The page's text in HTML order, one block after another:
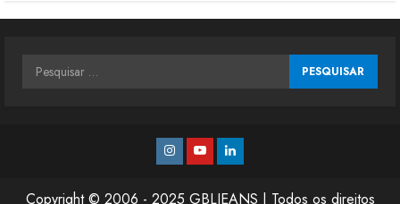
Pesquisar
Instagram
YoutubeLinkedin
Copyright © 2006 - 2025 GBLJEANS | Todos os direitos